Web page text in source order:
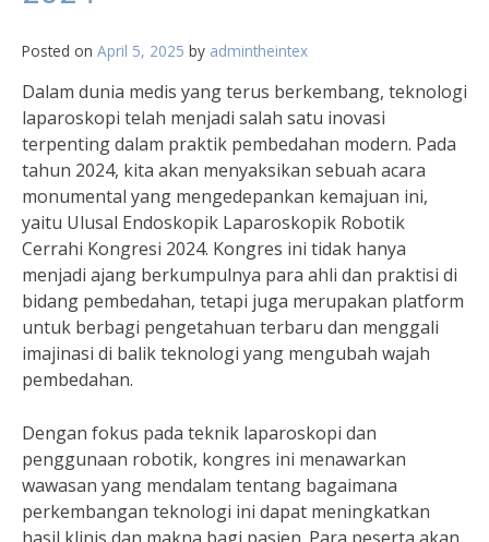
Posted on April 5, 2025 by admintheintex
Dalam dunia medis yang terus berkembang, teknologi
laparoskopi telah menjadi salah satu inovasi
terpenting dalam praktik pembedahan modern. Pada
tahun 2024, kita akan menyaksikan sebuah acara
monumental yang mengedepankan kemajuan ini,
yaitu Ulusal Endoskopik Laparoskopik Robotik
Cerrahi Kongresi 2024. Kongres ini tidak hanya
menjadi ajang berkumpulnya para ahli dan praktisi di
bidang pembedahan, tetapi juga merupakan platform
untuk berbagi pengetahuan terbaru dan menggali
imajinasi di balik teknologi yang mengubah wajah
pembedahan.
Dengan fokus pada teknik laparoskopi dan
penggunaan robotik, kongres ini menawarkan
wawasan yang mendalam tentang bagaimana
perkembangan teknologi ini dapat meningkatkan